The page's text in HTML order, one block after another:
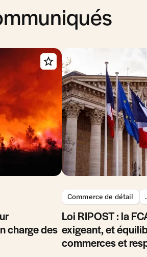
charge des
Commerce de détail
Loi RIPOST : la
exigeant, et
commerces et